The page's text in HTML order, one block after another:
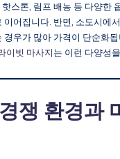
스톤, 림프 배농 등 다양한
이어집니다. 반면, 소도시에
경우가 많아 가격이 단순화
이빗 마사지는 이런 다양성
쟁 환경과